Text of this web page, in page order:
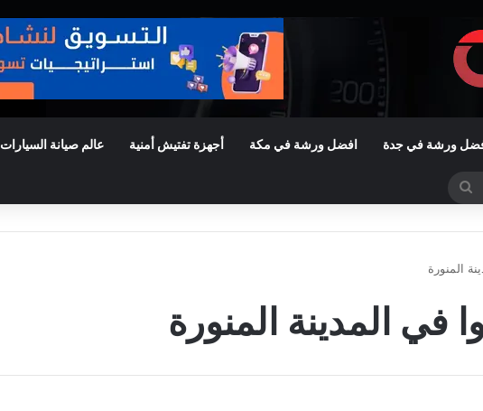
ورشة في جدة افضل ورشة في مكة أجهزة تفتيش أمنية عالم صيانة السيارات
المنورة
في المدينة المنورة